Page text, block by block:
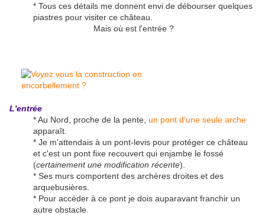
* Tous ces détails me donnent envi de débourser quelques
piastres pour visiter ce château.
Mais où est l'entrée ?
L'entrée
* Au Nord, proche de la pente, un pont d'une seule arche
apparaît.
* Je m'attendais à un pont-levis pour protéger ce château
et c'est un pont fixe recouvert qui enjambe le fossé
(certainement une modification récente).
* Ses murs comportent des archères droites et des
arquebusières.
* Pour accéder à ce pont je dois auparavant franchir un
autre obstacle.